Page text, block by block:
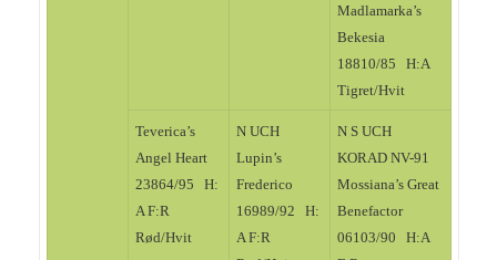
Madlamarka’s
Bekesia
18810/85 H:A
Tigret/Hvit
Teverica’s
Angel Heart
23864/95 H:
A F:R
Rød/Hvit
N UCH
Lupin’s
Frederico
16989/92 H:
A F:R
N S UCH
KORAD NV-91
Mossiana’s Great
Benefactor
06103/90 H:A